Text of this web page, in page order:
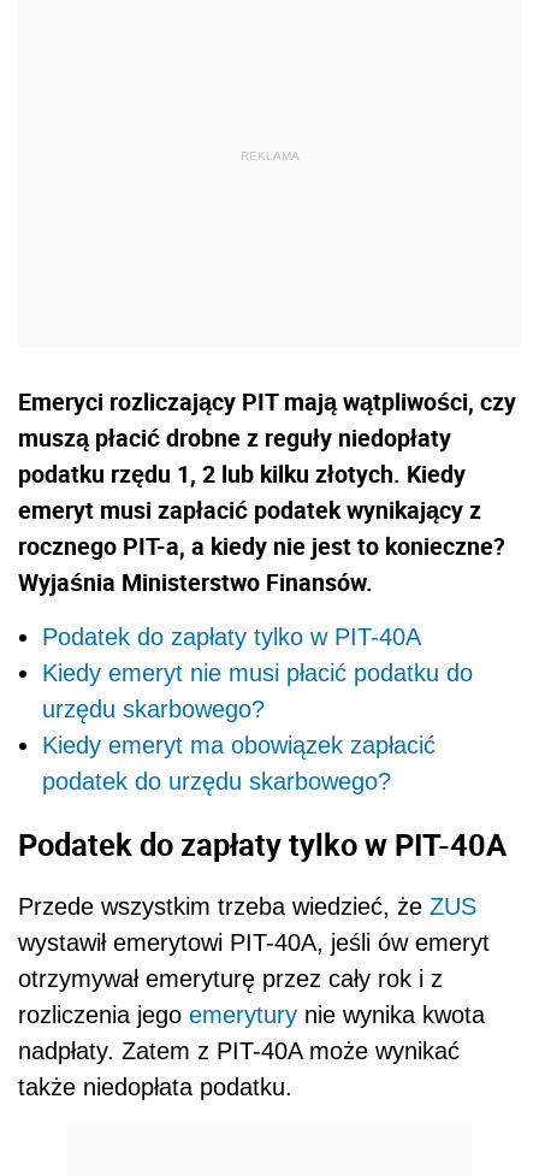
Emeryci rozliczający PIT mają wątpliwości, czy
muszą płacić drobne z reguły niedopłaty
podatku rzędu 1, 2 lub kilku złotych. Kiedy
emeryt musi zapłacić podatek wynikający z
rocznego PIT-a, a kiedy nie jest to konieczne?
Wyjaśnia Ministerstwo Finansów.
Podatek do zapłaty tylko w PIT-40A
Kiedy emeryt nie musi płacić podatku do
urzędu skarbowego?
Kiedy emeryt ma obowiązek zapłacić
podatek do urzędu skarbowego?
Podatek do zapłaty tylko w PIT-40A
Przede wszystkim trzeba wiedzieć, że ZUS
wystawił emerytowi PIT-40A, jeśli ów emeryt
otrzymywał emeryturę przez cały rok i z
rozliczenia jego emerytury nie wynika kwota
nadpłaty. Zatem z PIT-40A może wynikać
także niedopłata podatku.